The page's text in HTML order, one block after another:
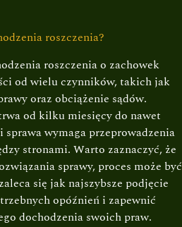
roszczenia?
roszczenia o zachowek
od wielu czynników, takich jak
oraz obciążenie sądów.
od kilku miesięcy do nawet
wymaga przeprowadzenia
stronami. Warto zaznaczyć, że
sprawy, proces może być
się jak najszybsze podjęcie
opóźnień i zapewnić
dochodzenia swoich praw.